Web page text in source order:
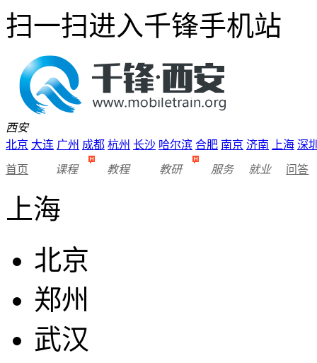
扫一扫进入千锋手机站
西安
北京 大连 广州 成都 杭州 长沙 哈尔滨 合肥 南京 济南 上海 深
首页 课程 教程 教研 服务 就业 问答
上海
北京
郑州
武汉